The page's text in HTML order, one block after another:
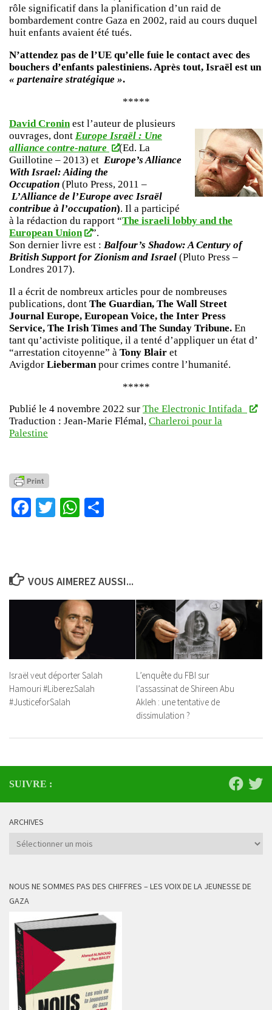
rôle significatif dans la planification d’un raid de
bombardement contre Gaza en 2002, raid au cours duquel
huit enfants avaient été tués.
N’attendez pas de l’UE qu’elle fuie le contact avec des
bouchers d’enfants palestiniens. Après tout, Israël est un
« partenaire stratégique ».
*****
David Croninest l’auteur de plusieurs
ouvrages, dont Europe Israël : Une
alliance contre-nature
(Ed. La
Guillotine – 2013) et Europe’s Alliance
With Israel: Aiding the
Occupation (Pluto Press, 2011 –
L’Alliance de l’Europe avec Israël
contribue à l’occupation). Il a participé
à la rédaction du rapport “The israeli lobby and the
European Union
”.
Son dernier livre est : Balfour’s Shadow: A Century of
British Support for Zionism and Israel (Pluto Press –
Londres 2017).
Il a écrit de nombreux articles pour de nombreuses
publications, dont The Guardian, The Wall Street
Journal Europe, European Voice, the Inter Press
Service, The Irish Times and The Sunday Tribune. En
tant qu’activiste politique, il a tenté d’appliquer un état d’
“arrestation citoyenne” à Tony Blair et
Avigdor Liebermanpour crimes contre l’humanité.
*****
Publié le 4 novembre 2022 sur The Electronic Intifada
Traduction : Jean-Marie Flémal, Charleroi pour la
Palestine
Facebook
TwitterWhatsApp
VOUS AIMEREZ AUSSI...
Israël veut déporter Salah
Hamouri #LiberezSalah
#JusticeforSalah
L’enquête du FBI sur
l’assassinat de Shireen Abu
Akleh : une tentative de
dissimulation ?
SUIVRE :
ARCHIVES
Archives
NOUS NE SOMMES PAS DES CHIFFRES – LES VOIX DE LA JEUNESSE DE
GAZA